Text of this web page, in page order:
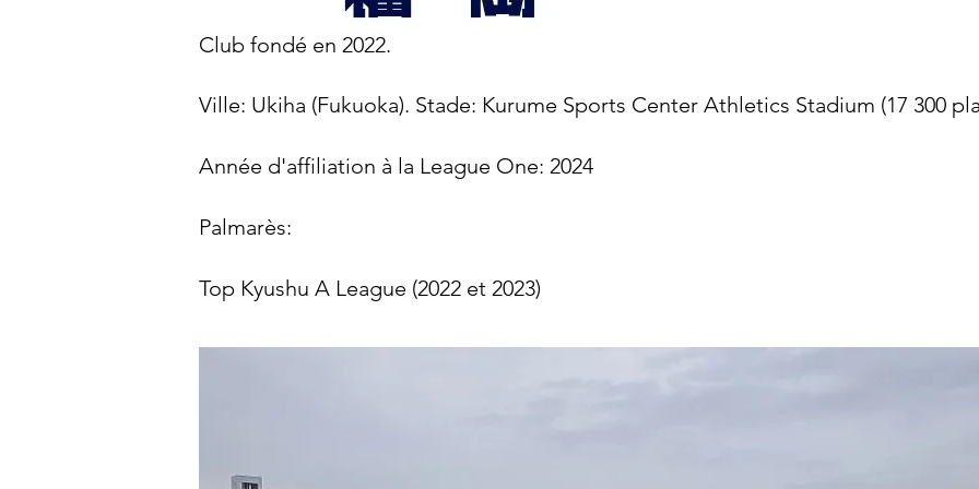
Club fondé en 2022.
Ville: Ukiha (Fukuoka). Stade: Kurume Sports Center Athletics Stadium (17 300
Année d'affiliation à la League One: 2024
Palmarès:​​
Top Kyushu A League (2022 et 2023)